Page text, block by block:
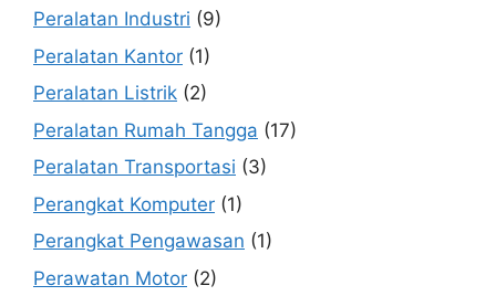
Peralatan Industri (9)
Peralatan Kantor (1)
Peralatan Listrik (2)
Peralatan Rumah Tangga (17)
Peralatan Transportasi (3)
Perangkat Komputer (1)
Perangkat Pengawasan (1)
Perawatan Motor (2)